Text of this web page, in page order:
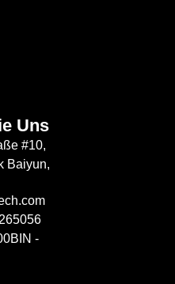
Uns
#10,
Baiyun,
-